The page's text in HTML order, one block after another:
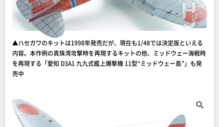
▲ハセガワのキットは1998年発売だが、現在も1/48では決定版といえる
内容。本作例の真珠湾攻撃時を再現するキットの他、ミッドウェー海戦時
を再現する「愛知 D3A1 九九式艦上爆撃機 11型“ミッドウェー島”」も発
売中